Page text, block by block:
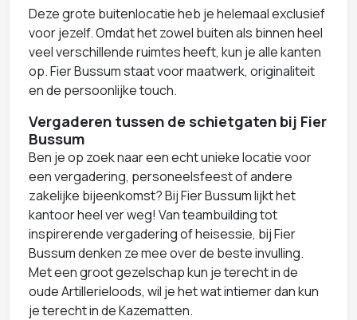
Deze grote buitenlocatie heb je helemaal exclusief
voor jezelf. Omdat het zowel buiten als binnen heel
veel verschillende ruimtes heeft, kun je alle kanten
op. Fier Bussum staat voor maatwerk, originaliteit
en de persoonlijke touch.
Vergaderen tussen de schietgaten bij Fier
Bussum
Ben je op zoek naar een echt unieke locatie voor
een vergadering, personeelsfeest of andere
zakelijke bijeenkomst? Bij Fier Bussum lijkt het
kantoor heel ver weg! Van teambuilding tot
inspirerende vergadering of heisessie, bij Fier
Bussum denken ze mee over de beste invulling.
Met een groot gezelschap kun je terecht in de
oude Artillerieloods, wil je het wat intiemer dan kun
je terecht in de Kazematten.